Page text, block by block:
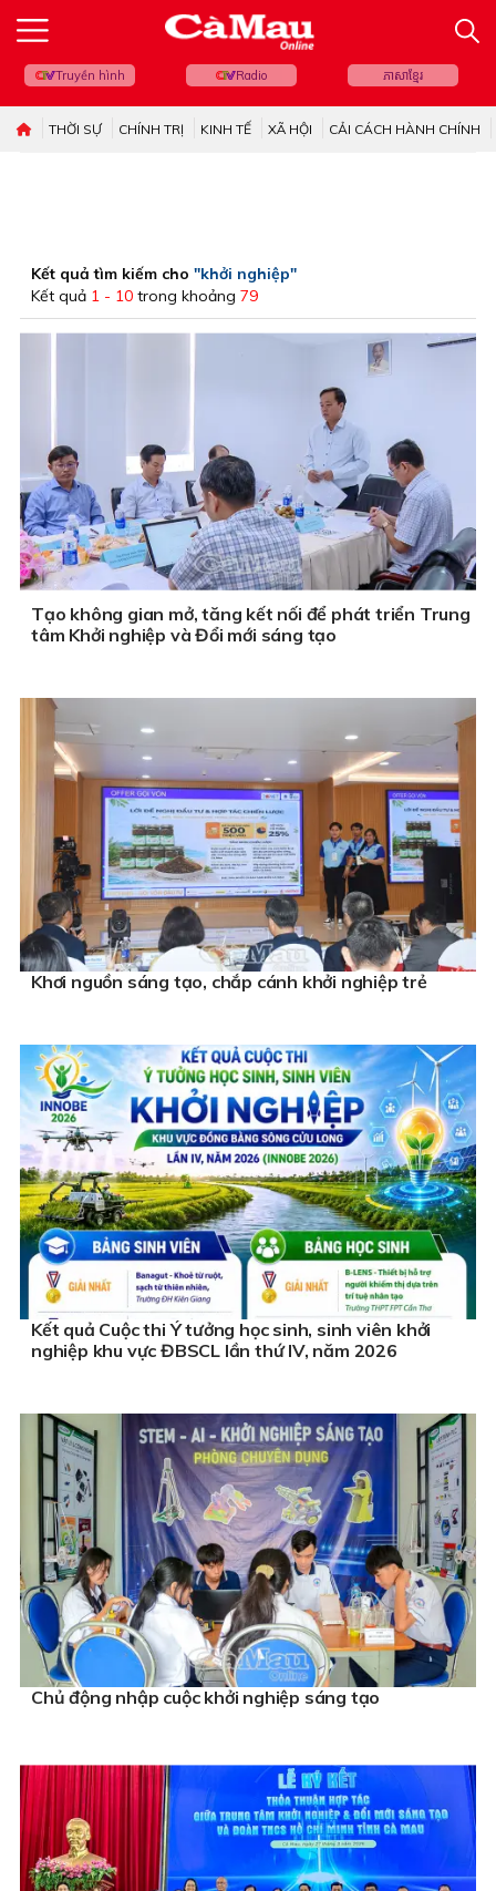
Truyền hình Radio ភាសាខ្មែរ
THỜI SỰ CHÍNH TRỊ KINH TẾ XÃ HỘI CẢI CÁCH HÀNH CHÍNH
Kết quả tìm kiếm cho "khởi nghiệp"
Kết quả 1 - 10 trong khoảng 79
Tạo không gian mở, tăng kết nối để phát triển Trung
tâm Khởi nghiệp và Đổi mới sáng tạo
Khơi nguồn sáng tạo, chắp cánh khởi nghiệp trẻ
Kết quả Cuộc thi Ý tưởng học sinh, sinh viên khởi
nghiệp khu vực ĐBSCL lần thứ IV, năm 2026
Chủ động nhập cuộc khởi nghiệp sáng tạo